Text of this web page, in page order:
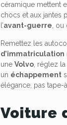
céramique mettent
chocs et aux jantes
l’avant-guerre ,
Remettez les
d’immatriculation
uneVolvo , réglez
un échappement
élégance, pas tape-
Voiture